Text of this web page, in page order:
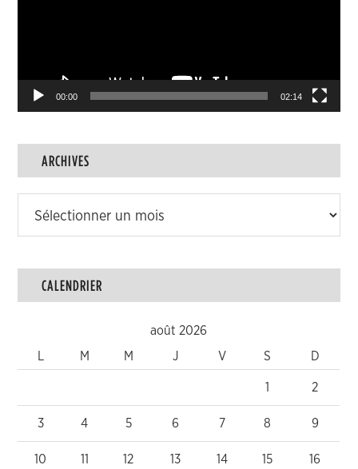
00:00 02:14
ARCHIVES
CALENDRIER
août 2026
M M J V S D
1 2
3 4 5 6 7 8 9
10 11 12 13 14 15 16